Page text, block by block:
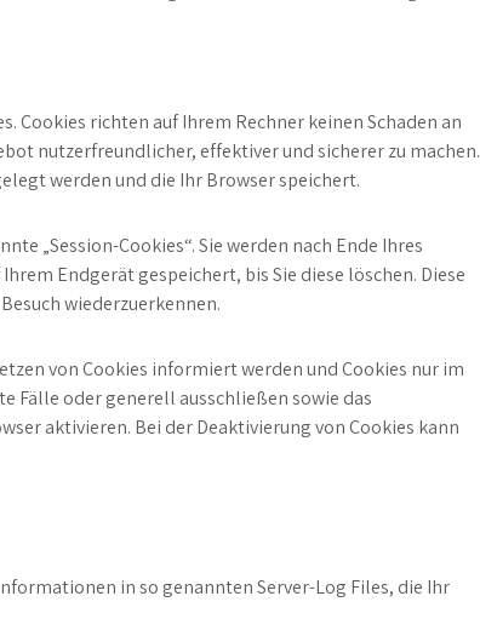
Cookies richten auf Ihrem Rechner keinen Schaden an
nutzerfreundlicher, effektiver und sicherer zu machen.
werden und die Ihr Browser speichert.
„Session-Cookies“. Sie werden nach Ende Ihres
Endgerät gespeichert, bis Sie diese löschen. Diese
wiederzuerkennen.
von Cookies informiert werden und Cookies nur im
Fälle oder generell ausschließen sowie das
aktivieren. Bei der Deaktivierung von Cookies kann
in so genannten Server-Log Files, die Ihr